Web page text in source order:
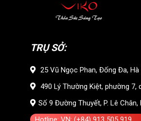
TRỤ SỞ:
25 Vũ Ngọc Phan, Đống Đa, Hà
490 Lý Thường Kiệt, phường 7,
Số 9 Đường Thuyết, P. Lê Chân,